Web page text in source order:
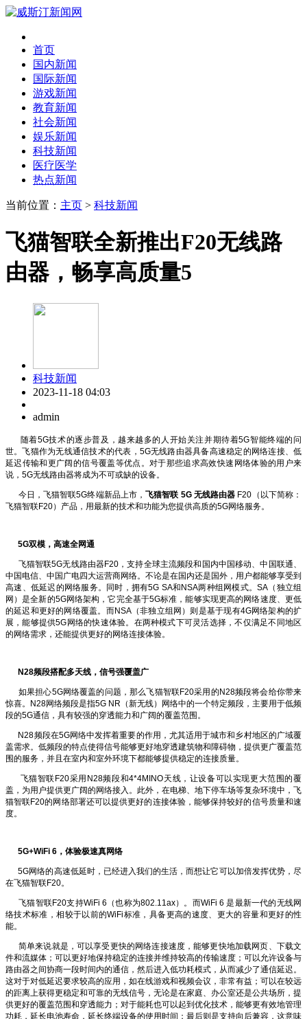
首页
国内新闻
国际新闻
游戏新闻
教育新闻
社会新闻
娱乐新闻
科技新闻
医疗医学
热点新闻
当前位置： 主页 > 科技新闻
飞猫智联全新推出F20无线路
由器，畅享高质量5
科技新闻
2023-11-18 04:03
admin
随着5G技术的逐步普及，越来越多的人开始关注并期待着5G智能终端的问
世。飞猫作为无线通信技术的代表，5G无线路由器具备高速稳定的网络连接、低
延迟传输和更广阔的信号覆盖等优点。对于那些追求高效快速网络体验的用户来
说，5G无线路由器将成为不可或缺的设备。
今日，飞猫智联5G终端新品上市，飞猫智联 5G 无线路由器 F20（以下简称：
飞猫智联F20）产品，用最新的技术和功能为您提供高质的5G网络服务。
5G双模，高速全网通
飞猫智联5G无线路由器F20，支持全球主流频段和国内中国移动、中国联通、
中国电信、中国广电四大运营商网络。不论是在国内还是国外，用户都能够享受到
高速、低延迟的网络服务。同时，拥有5G SA和NSA两种组网模式。SA（独立组
网）是全新的5G网络架构，它完全基于5G标准，能够实现更高的网络速度、更低
的延迟和更好的网络覆盖。而NSA（非独立组网）则是基于现有4G网络架构的扩
展，能够提供5G网络的快速体验。在两种模式下可灵活选择，不仅满足不同地区
的网络需求，还能提供更好的网络连接体验。
N28频段搭配多天线，信号强覆盖广
如果担心5G网络覆盖的问题，那么飞猫智联F20采用的N28频段将会给你带来
惊喜。N28网络频段是指5G NR（新无线）网络中的一个特定频段，主要用于低频
段的5G通信，具有较强的穿透能力和广阔的覆盖范围。
N28频段在5G网络中发挥着重要的作用，尤其适用于城市和乡村地区的广域覆
盖需求。低频段的特点使得信号能够更好地穿透建筑物和障碍物，提供更广覆盖范
围的服务，并且在室内和室外环境下都能够提供稳定的连接质量。
飞猫智联F20采用N28频段和4*4MINO天线，让设备可以实现更大范围的覆
盖，为用户提供更广阔的网络接入。此外，在电梯、地下停车场等复杂环境中，飞
猫智联F20的网络部署还可以提供更好的连接体验，能够保持较好的信号质量和速
度。
5G+WiFi 6，体验极速真网络
5G网络的高速低延时，已经进入我们的生活，而想让它可以加倍发挥优势，尽
在飞猫智联F20。
飞猫智联F20支持WiFi 6（也称为802.11ax）。而WiFi 6 是最新一代的无线网
络技术标准，相较于以前的WiFi标准，具备更高的速度、更大的容量和更好的性
能。
简单来说就是，可以享受更快的网络连接速度，能够更快地加载网页、下载文
件和流媒体；可以更好地保持稳定的连接并维持较高的传输速度；可以允许设备与
路由器之间协商一段时间内的通信，然后进入低功耗模式，从而减少了通信延迟。
这对于对低延迟要求较高的应用，如在线游戏和视频会议，非常有益；可以在较远
的距离上获得更稳定和可靠的无线信号，无论是在家庭、办公室还是公共场所，提
供更好的覆盖范围和穿透能力；对于能耗也可以起到优化技术，能够更有效地管理
功耗，延长电池寿命，延长终端设备的使用时间；最后则是支持向后兼容，这意味